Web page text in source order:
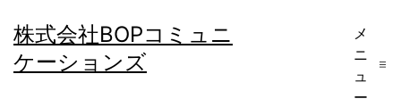
ン
テ
株式会社BOPコミュニ
ケーションズ
メ
ニ
ュ
ー